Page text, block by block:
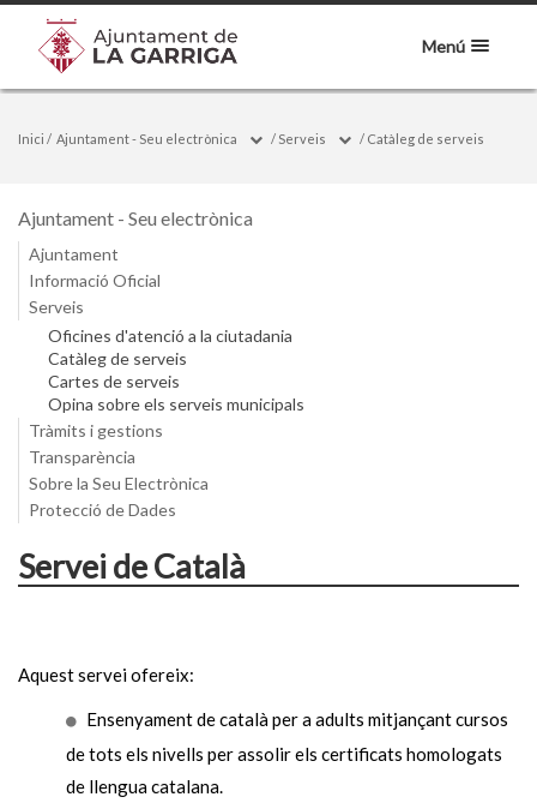
Menú
Inici / Ajuntament - Seu electrònica / Serveis / Catàleg de serveis
Ajuntament - Seu electrònica
Ajuntament
Informació Oficial
Serveis
Oficines d'atenció a la ciutadania
Catàleg de serveis
Cartes de serveis
Opina sobre els serveis municipals
Tràmits i gestions
Transparència
Sobre la Seu Electrònica
Protecció de Dades
Servei de Català
Aquest servei ofereix:
Ensenyament de català per a adults mitjançant cursos
de tots els nivells per assolir els certificats homologats
de llengua catalana.